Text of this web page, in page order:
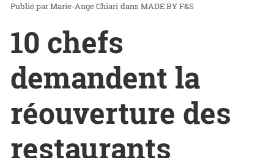
Marie-Ange Chiari dans MADE BY F&S
10 chefs
demandent la
réouverture des
restaurants